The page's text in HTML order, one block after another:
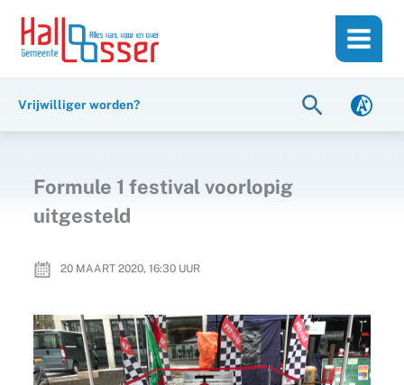
inhoud
naar
Vrijwilliger worden? Zoeken
Formule 1 festival voorlopig
uitgesteld
20 MAART 2020, 16:30UUR